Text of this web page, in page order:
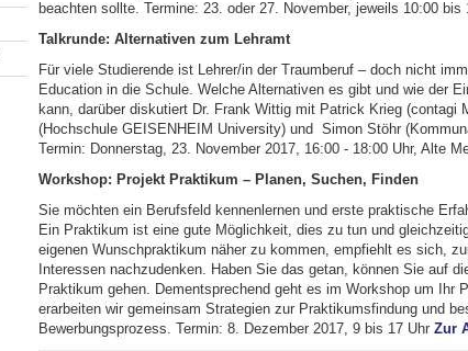
beachten sollte. Termine: 23. oder 27. November, jeweils 10:00 bis
Talkrunde: Alternativen zum Lehramt
Für viele Studierende ist Lehrer/in der Traumberuf – doch nicht
Education in die Schule. Welche Alternativen es gibt und wie der
kann, darüber diskutiert Dr. Frank Wittig mit Patrick Krieg (contagi
(Hochschule GEISENHEIM University) und Simon Stöhr
Termin: Donnerstag, 23. November 2017, 16:00 - 18:00 Uhr, Alte
Workshop: Projekt Praktikum – Planen, Suchen, Finden
Sie möchten ein Berufsfeld kennenlernen und erste praktische
Ein Praktikum ist eine gute Möglichkeit, dies zu tun und
eigenen Wunschpraktikum näher zu kommen, empfiehlt es sich,
Interessen nachzudenken. Haben Sie das getan, können Sie auf
Praktikum gehen. Dementsprechend geht es im Workshop um Ihr
erarbeiten wir gemeinsam Strategien zur Praktikumsfindung und
Bewerbungsprozess. Termin: 8. Dezember 2017, 9 bis 17 Uhr Zur